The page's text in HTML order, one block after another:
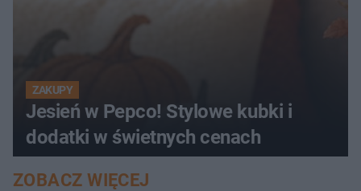
ZAKUPY
Jesień w Pepco! Stylowe kubki i
dodatki w świetnych cenach
ZOBACZ WIĘCEJ